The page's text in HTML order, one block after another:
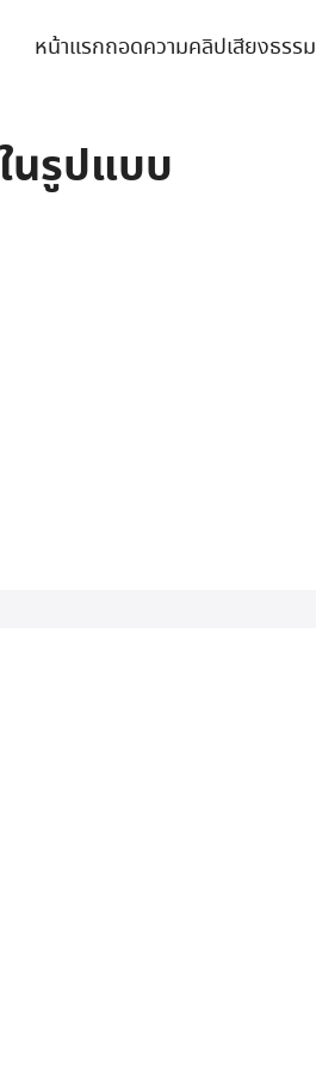
หน้าแรกถอดความคลิปเสียงธรรม
นรูปแบบ